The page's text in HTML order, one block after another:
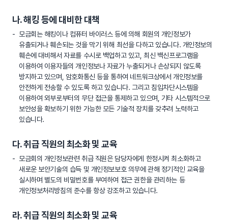
나. 해킹 등에 대비한 대책
모금회는 해킹이나 컴퓨터 바이러스 등에 의해 회원의 개인정보가
유출되거나 훼손되는 것을 막기 위해 최선을 다하고 있습니다. 개인정보의
훼손에 대비해서 자료를 수시로 백업하고 있고, 최신 백신프로그램을
이용하여 이용자들의 개인정보나 자료가 누출되거나 손상되지 않도록
방지하고 있으며, 암호화통신 등을 통하여 네트워크상에서 개인정보를
안전하게 전송할 수 있도록 하고 있습니다. 그리고 침입차단시스템을
이용하여 외부로부터의 무단 접근을 통제하고 있으며, 기타 시스템적으로
보안성을 확보하기 위한 가능한 모든 기술적 장치를 갖추려 노력하고
있습니다.
다. 취급 직원의 최소화 및 교육
모금회의 개인정보관련 취급 직원은 담당자에게 한정시켜 최소화하고
새로운 보안기술의 습득 및 개인정보보호 의무에 관해 정기적인 교육을
실시하며 별도의 비밀번호를 부여하여 접근 권한을 관리하는 등
개인정보처리방침의 준수를 항상 강조하고 있습니다.
라. 취급 직원의 최소화 및 교육